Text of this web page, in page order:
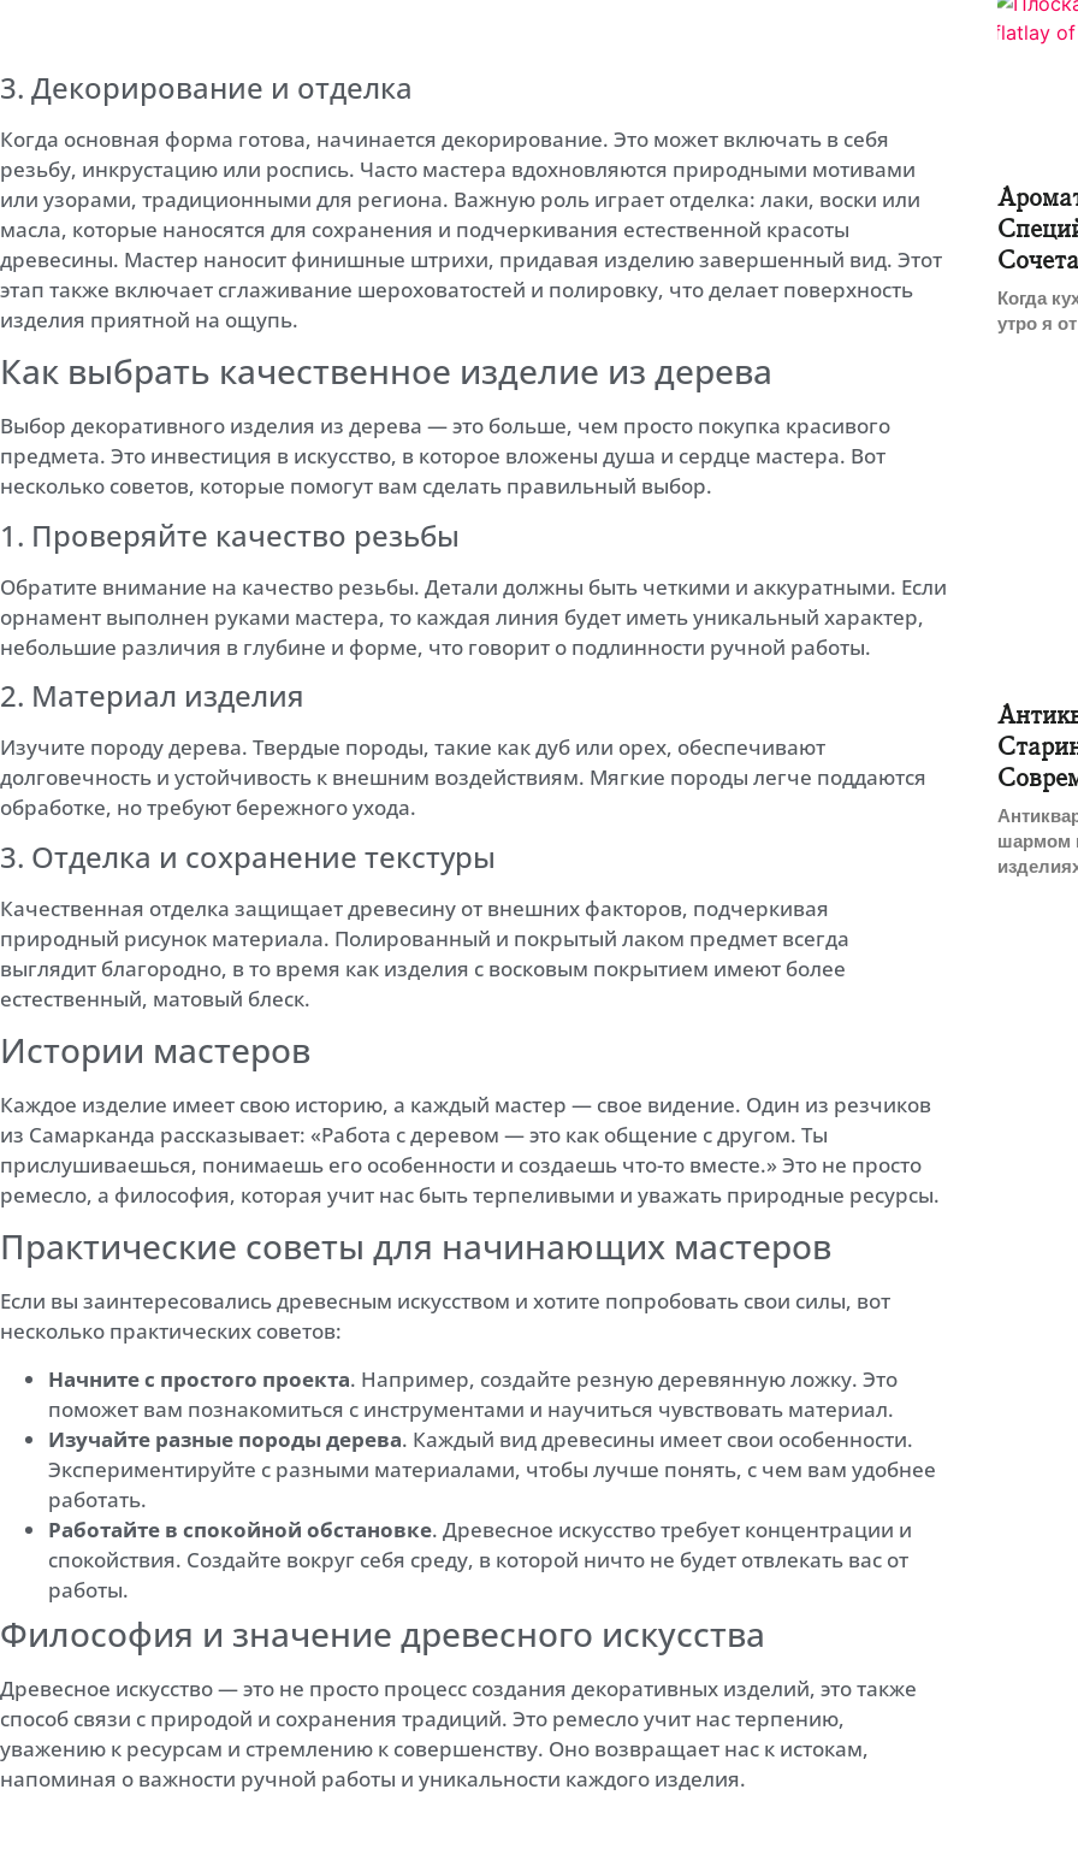
3. Декорирование и отделка
Когда основная форма готова, начинается декорирование. Это может включать в себя
резьбу, инкрустацию или роспись. Часто мастера вдохновляются природными мотивами
или узорами, традиционными для региона. Важную роль играет отделка: лаки, воски или
масла, которые наносятся для сохранения и подчеркивания естественной красоты
древесины. Мастер наносит финишные штрихи, придавая изделию завершенный вид. Этот
этап также включает сглаживание шероховатостей и полировку, что делает поверхность
изделия приятной на ощупь.
Как выбрать качественное изделие из дерева
Выбор декоративного изделия из дерева — это больше, чем просто покупка красивого
предмета. Это инвестиция в искусство, в которое вложены душа и сердце мастера. Вот
несколько советов, которые помогут вам сделать правильный выбор.
1. Проверяйте качество резьбы
Обратите внимание на качество резьбы. Детали должны быть четкими и аккуратными. Если
орнамент выполнен руками мастера, то каждая линия будет иметь уникальный характер,
небольшие различия в глубине и форме, что говорит о подлинности ручной работы.
2. Материал изделия
Изучите породу дерева. Твердые породы, такие как дуб или орех, обеспечивают
долговечность и устойчивость к внешним воздействиям. Мягкие породы легче поддаются
обработке, но требуют бережного ухода.
3. Отделка и сохранение текстуры
Качественная отделка защищает древесину от внешних факторов, подчеркивая
природный рисунок материала. Полированный и покрытый лаком предмет всегда
выглядит благородно, в то время как изделия с восковым покрытием имеют более
естественный, матовый блеск.
Истории мастеров
Каждое изделие имеет свою историю, а каждый мастер — свое видение. Один из резчиков
из Самарканда рассказывает: «Работа с деревом — это как общение с другом. Ты
прислушиваешься, понимаешь его особенности и создаешь что-то вместе.» Это не просто
ремесло, а философия, которая учит нас быть терпеливыми и уважать природные ресурсы.
Практические советы для начинающих мастеров
Если вы заинтересовались древесным искусством и хотите попробовать свои силы, вот
несколько практических советов:
Начните с простого проекта. Например, создайте резную деревянную ложку. Это
поможет вам познакомиться с инструментами и научиться чувствовать материал.
Изучайте разные породы дерева. Каждый вид древесины имеет свои особенности.
Экспериментируйте с разными материалами, чтобы лучше понять, с чем вам удобнее
работать.
Работайте в спокойной обстановке. Древесное искусство требует концентрации и
спокойствия. Создайте вокруг себя среду, в которой ничто не будет отвлекать вас от
работы.
Философия и значение древесного искусства
Древесное искусство — это не просто процесс создания декоративных изделий, это также
способ связи с природой и сохранения традиций. Это ремесло учит нас терпению,
уважению к ресурсам и стремлению к совершенству. Оно возвращает нас к истокам,
напоминая о важности ручной работы и уникальности каждого изделия.
Когда
утро я
шармом